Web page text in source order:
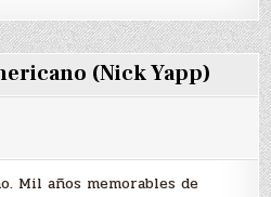
(Nick Yapp)
Mil años memorables de